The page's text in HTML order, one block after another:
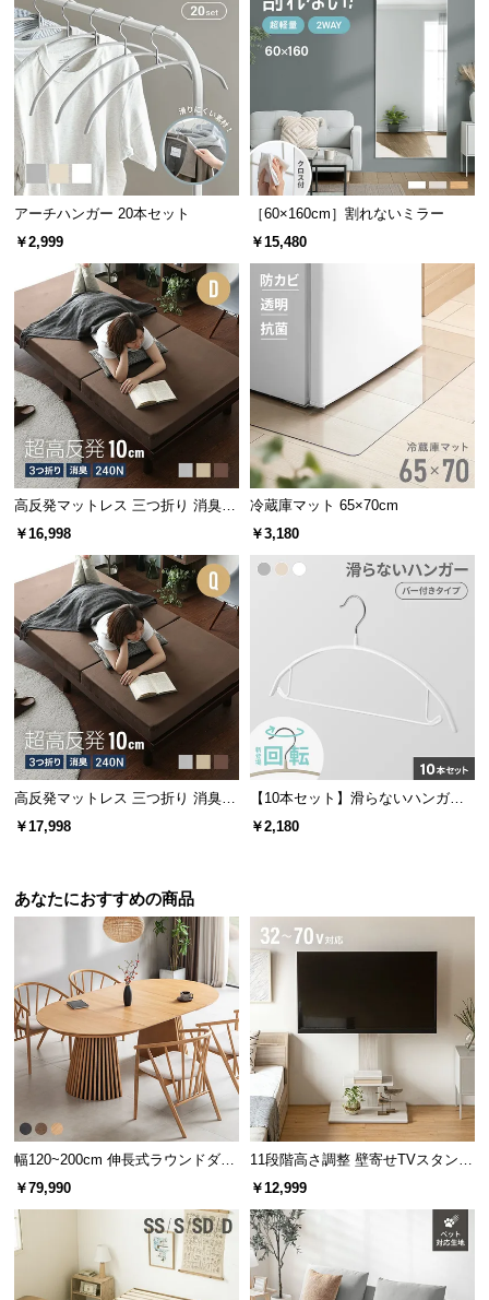
お
知
ら
せ
ブ
ロ
グ
情
報
o.,
アーチハンガー 20本セット
￥2,999
［60×160cm］割れないミラー
￥15,480
高反発マットレス 三つ折り 消臭
高密度ハード 厚さ10cm D
￥16,998
冷蔵庫マット 65×70cm
￥3,180
高反発マットレス 三つ折り 消臭
高密度ハード 厚さ10cm Q
￥17,998
【10本セット】滑らないハンガー
バー付き 回転フック
￥2,180
あなたにおすすめの商品
幅120~200cm 伸長式ラウンドダイ
ニングテーブル 6人掛け 天然木突
板 美しい格子デザイン
￥79,990
11段階高さ調整 壁寄せTVスタンド
キャスター付き 上下左右角度調節
￥12,999